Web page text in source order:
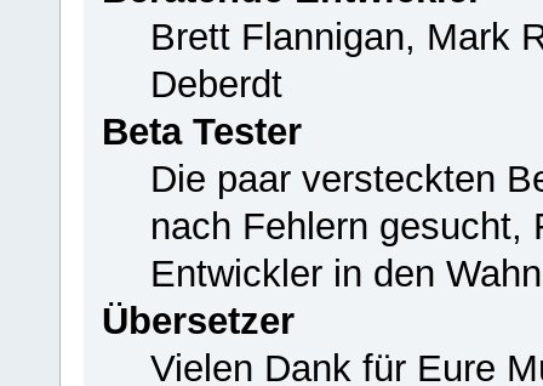
Brett Flannigan, Mark
Deberdt
Beta Tester
Die paar versteckten
nach Fehlern gesucht,
Entwickler in den
Übersetzer
Vielen Dank für Eure